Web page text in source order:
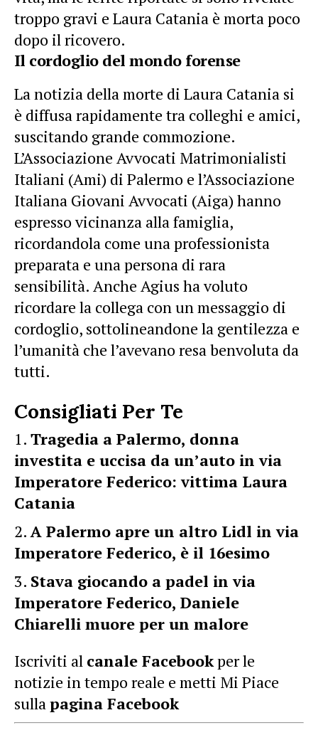
troppo gravi e Laura Catania è morta poco
dopo il ricovero.
Il cordoglio del mondo forense
La notizia della morte di Laura Catania si
è diffusa rapidamente tra colleghi e amici,
suscitando grande commozione.
L’Associazione Avvocati Matrimonialisti
Italiani (Ami) di Palermo e l’Associazione
Italiana Giovani Avvocati (Aiga) hanno
espresso vicinanza alla famiglia,
ricordandola come una professionista
preparata e una persona di rara
sensibilità. Anche Agius ha voluto
ricordare la collega con un messaggio di
cordoglio, sottolineandone la gentilezza e
l’umanità che l’avevano resa benvoluta da
tutti.
Consigliati Per Te
Tragedia a Palermo, donna
investita e uccisa da un’auto in via
Imperatore Federico: vittima Laura
Catania
A Palermo apre un altro Lidl in via
Imperatore Federico, è il 16esimo
Stava giocando a padel in via
Imperatore Federico, Daniele
Chiarelli muore per un malore
Iscriviti al canale Facebookper le
notizie in tempo reale e metti Mi Piace
sulla pagina Facebook